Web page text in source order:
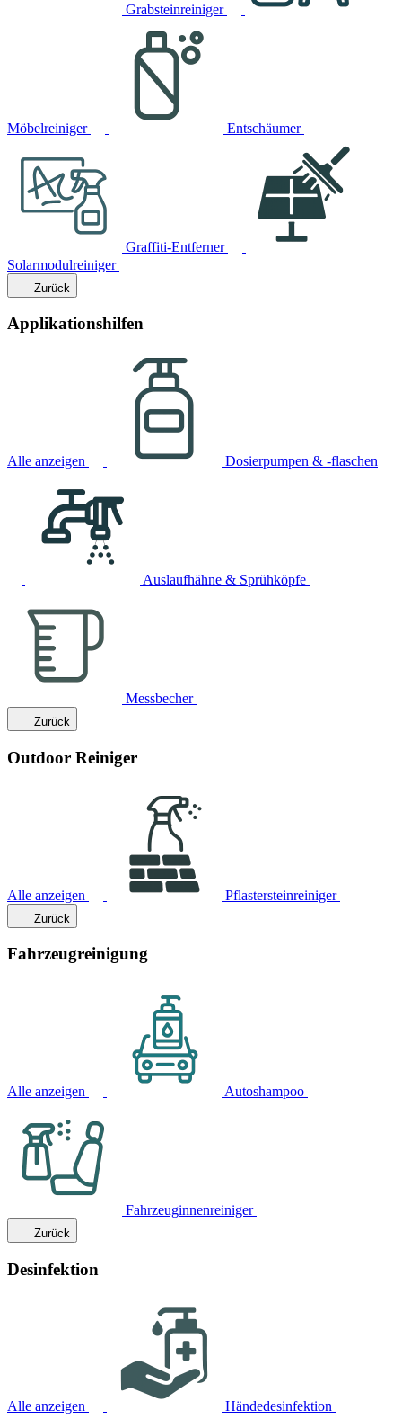
Grabsteinreiniger
Möbelreiniger Entschäumer
Graffiti-Entferner
Solarmodulreiniger
Zurück
Applikationshilfen
Alle anzeigen Dosierpumpen & -flaschen
Auslaufhähne & Sprühköpfe
Messbecher
Zurück
Outdoor Reiniger
Alle anzeigen Pflastersteinreiniger
Zurück
Fahrzeugreinigung
Alle anzeigen Autoshampoo
Fahrzeuginnenreiniger
Zurück
Desinfektion
Alle anzeigen Händedesinfektion